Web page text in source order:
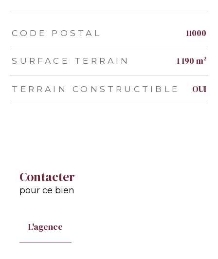
TRAD_ZEPHYR_Caracteristique TRAD_ZEPHYR_Valeurs
CODE POSTAL 11000
SURFACE TERRAIN 1 190 m²
TERRAIN CONSTRUCTIBLE OUI
Contacter
pour ce bien
L'agence